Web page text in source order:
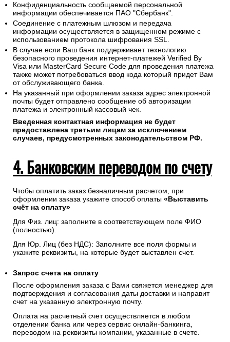
Конфиденциальность сообщаемой персональной
информации обеспечивается ПАО "Сбербанк".
Соединение с платежным шлюзом и передача
информации осуществляется в защищенном режиме с
использованием протокола шифрования SSL.
В случае если Ваш банк поддерживает технологию
безопасного проведения интернет-платежей Verified By
Visa или MasterCard Secure Code для проведения платежа
также может потребоваться ввод кода который придет Вам
от обслуживающего банка.
На указанный при оформлении заказа адрес электронной
почты будет отправлено сообщение об авторизации
платежа и электронный кассовый чек.
Введенная контактная информация не будет
предоставлена третьим лицам за исключением
случаев, предусмотренных законодательством РФ.
4. Банковским переводом по счету
Чтобы оплатить заказ безналичным расчетом, при
оформлении заказа укажите способ оплаты «Выставить
счёт на оплату»
Для Физ. лиц: заполните в соответствующем поле ФИО
(полностью).
Для Юр. Лиц (без НДС): Заполните все поля формы и
укажите реквизиты, на которые будет выставлен счет.
Запрос счета на оплату
После оформления заказа с Вами свяжется менеджер для
подтверждения и согласования даты доставки и направит
счет на указанную электронную почту.
Оплата на расчетный счет осуществляется в любом
отделении банка или через сервис онлайн-банкинга,
переводом на реквизиты компании, указанные в счете.